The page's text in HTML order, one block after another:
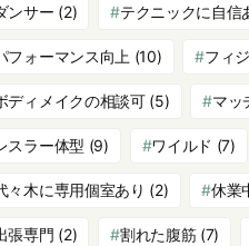
ンサー (2) テクニックに自信
フォーマンス向上 (10) フィ
ディメイクの相談可(5) マッ
スラー体型 (9) ワイルド (7)
々木に専用個室あり (2) 休業
張専門 (2) 割れた腹筋(7)